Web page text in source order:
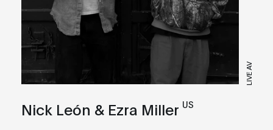
LIVE AV
Nick León & Ezra Miller US